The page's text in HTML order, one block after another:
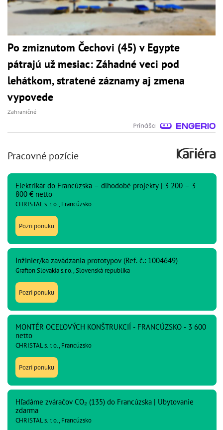
Po zmiznutom Čechovi (45) v Egypte
pátrajú už mesiac: Záhadné veci pod
lehátkom, stratené záznamy aj zmena
vypovede
Zahraničné
Pracovné pozície
Elektrikár do Francúzska – dlhodobé projekty | 3 200 – 3
800 € netto
CHRISTAL s. r. o., Francúzsko
Pozri ponuku
Inžinier/ka zavádzania prototypov (Ref. č.: 1004649)
Grafton Slovakia s.r.o., Slovenská republika
Pozri ponuku
MONTÉR OCEĽOVÝCH KONŠTRUKCIÍ - FRANCÚZSKO - 3 600
netto
CHRISTAL s. r. o., Francúzsko
Pozri ponuku
Hľadáme zváračov CO₂ (135) do Francúzska | Ubytovanie
zdarma
CHRISTAL s. r. o., Francúzsko